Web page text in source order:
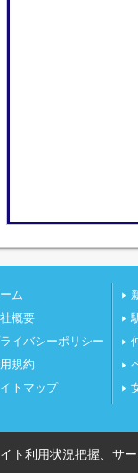
ム
概要
イバシーポリシー
規約
トマップ
ト利用状況把握、サ